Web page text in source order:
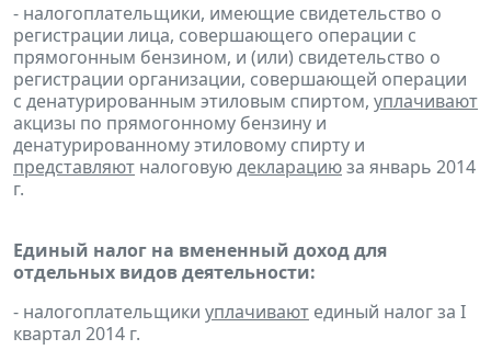
- налогоплательщики, имеющие свидетельство о
регистрации лица, совершающего операции с
прямогонным бензином, и (или) свидетельство о
регистрации организации, совершающей операции
с денатурированным этиловым спиртом, уплачивают
акцизы по прямогонному бензину и
денатурированному этиловому спирту и
представляют налоговуюдекларациюза январь 2014
г.
Единый налог на вмененный доход для
отдельных видов деятельности:
- налогоплательщики уплачивают единый налог за I
квартал 2014 г.